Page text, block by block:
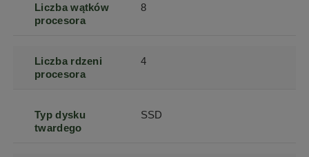
Liczba wątków
procesora
8
Liczba rdzeni
procesora
4
Typ dysku
twardego
SSD